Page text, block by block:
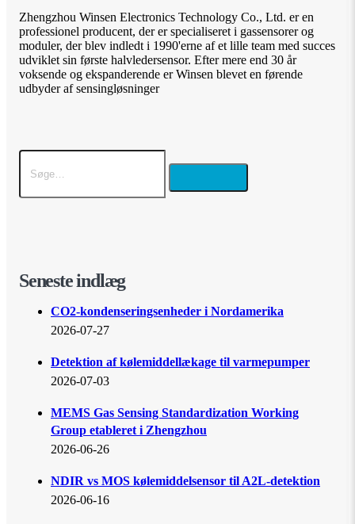
Zhengzhou Winsen Electronics Technology Co., Ltd. er en
professionel producent, der er specialiseret i gassensorer og
moduler, der blev indledt i 1990'erne af et lille team med succes
udviklet sin første halvledersensor. Efter mere end 30 år
voksende og ekspanderende er Winsen blevet en førende
udbyder af sensingløsninger
Seneste indlæg
CO2-kondenseringsenheder i Nordamerika
2026-07-27
Detektion af kølemiddellækage til varmepumper
2026-07-03
MEMS Gas Sensing Standardization Working
Group etableret i Zhengzhou
2026-06-26
NDIR vs MOS kølemiddelsensor til A2L-detektion
2026-06-16